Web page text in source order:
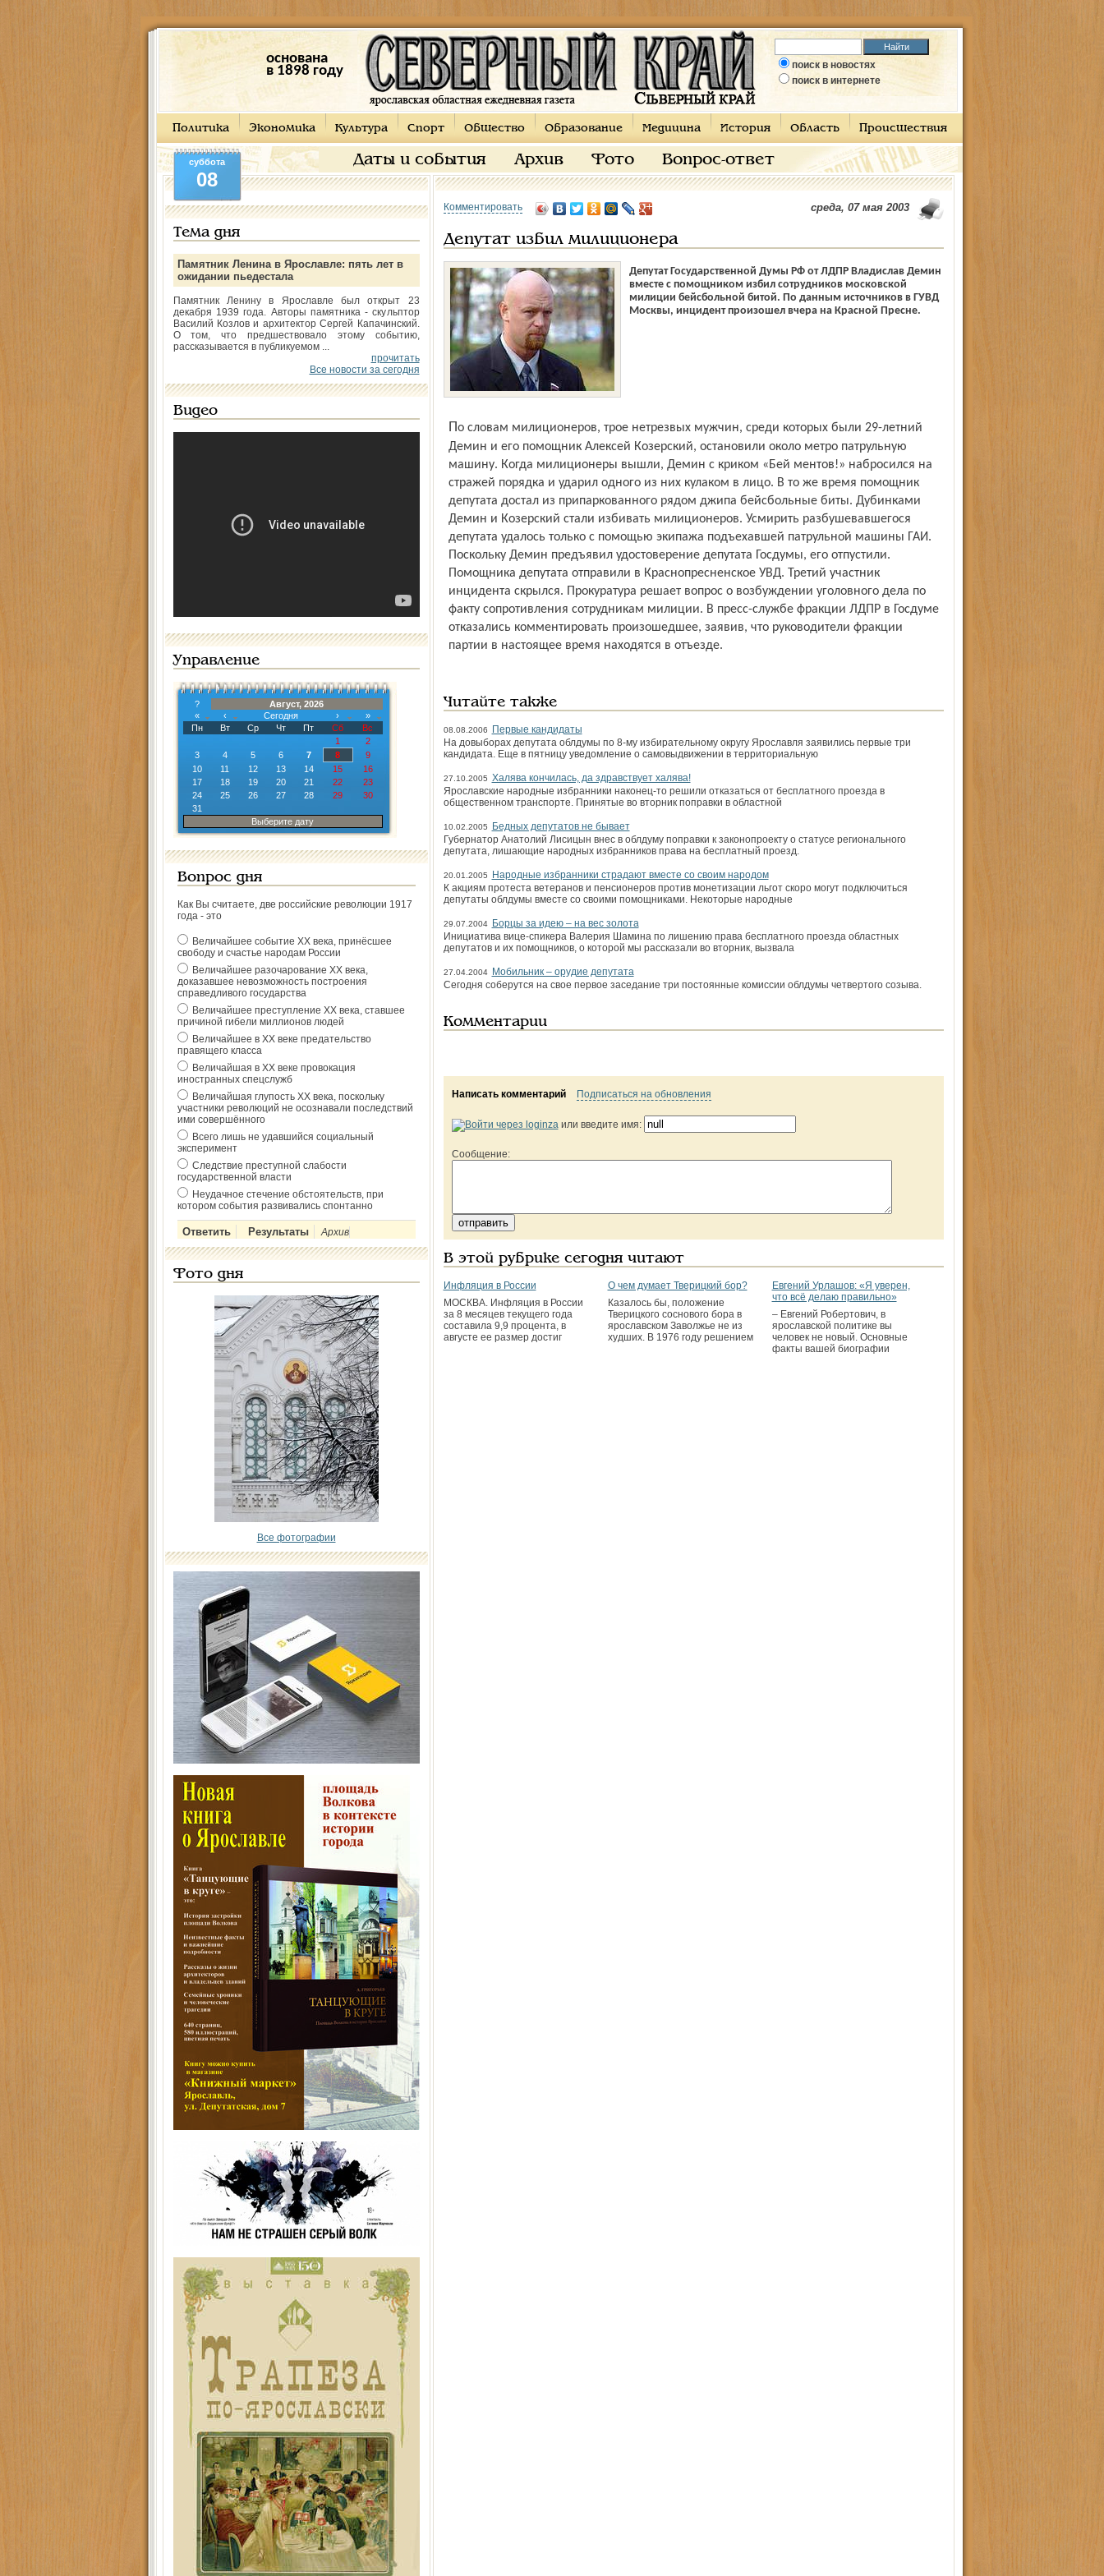
основана
в 1898 году
поиск в новостях
поиск в интернете
Политика Экономика Культура Спорт Общество Образование Медицина История Область Происшествия
Даты и события Архив Фото Вопрос-ответ
суббота
08
Тема дня
Памятник Ленина в Ярославле: пять лет в
ожидании пьедестала
Памятник Ленину в Ярославле был открыт 23
декабря 1939 года. Авторы памятника - скульптор
Василий Козлов и архитектор Сергей Капачинский.
О том, что предшествовало этому событию,
рассказывается в публикуемом ...
прочитать
Все новости за сегодня
Видео
Управление
?
Август, 2026
«
‹ Сегодня ›
»
Пн
Вт Ср Чт Пт Сб
Вс
1
2
3
4 5 6 7 8
9
10
11 12 13 14 15
16
17
18 19 20 21 22
23
24
25 26 27 28 29
30
31
Выберите дату
Вопрос дня
Как Вы считаете, две российские революции 1917
года - это
Величайшее событие ХХ века, принёсшее
свободу и счастье народам России
Величайшее разочарование ХХ века,
доказавшее невозможность построения
справедливого государства
Величайшее преступление ХХ века, ставшее
причиной гибели миллионов людей
Величайшее в ХХ веке предательство
правящего класса
Величайшая в ХХ веке провокация
иностранных спецслужб
Величайшая глупость ХХ века, поскольку
участники революций не осознавали последствий
ими совершённого
Всего лишь не удавшийся социальный
эксперимент
Следствие преступной слабости
государственной власти
Неудачное стечение обстоятельств, при
котором события развивались спонтанно
Архив
Фото дня
Все фотографии
Комментировать среда, 07 мая 2003
Депутат избил милиционера
Депутат Государственной Думы РФ от ЛДПР Владислав Демин
вместе с помощником избил сотрудников московской
милиции бейсбольной битой. По данным источников в ГУВД
Москвы, инцидент произошел вчера на Красной Пресне.
По словам милиционеров, трое нетрезвых мужчин, среди которых были 29-летний
Демин и его помощник Алексей Козерский, остановили около метро патрульную
машину. Когда милиционеры вышли, Демин с криком «Бей ментов!» набросился на
стражей порядка и ударил одного из них кулаком в лицо. В то же время помощник
депутата достал из припаркованного рядом джипа бейсбольные биты. Дубинками
Демин и Козерский стали избивать милиционеров. Усмирить разбушевавшегося
депутата удалось только с помощью экипажа подъехавшей патрульной машины ГАИ.
Поскольку Демин предъявил удостоверение депутата Госдумы, его отпустили.
Помощника депутата отправили в Краснопресненское УВД. Третий участник
инцидента скрылся. Прокуратура решает вопрос о возбуждении уголовного дела по
факту сопротивления сотрудникам милиции. В пресс-службе фракции ЛДПР в Госдуме
отказались комментировать произошедшее, заявив, что руководители фракции
партии в настоящее время находятся в отъезде.
Читайте также
08.08.2006
Первые кандидаты
На довыборах депутата облдумы по 8-му избирательному округу Ярославля заявились первые три
кандидата. Еще в пятницу уведомление о самовыдвижении в территориальную
27.10.2005 Халява кончилась, да здравствует халява!
Ярославские народные избранники наконец-то решили отказаться от бесплатного проезда в
общественном транспорте. Принятые во вторник поправки в областной
10.02.2005
Бедных депутатов не бывает
Губернатор Анатолий Лисицын внес в облдуму поправки к законопроекту о статусе регионального
депутата, лишающие народных избранников права на бесплатный проезд.
20.01.2005
Народные избранники страдают вместе со своим народом
К акциям протеста ветеранов и пенсионеров против монетизации льгот скоро могут подключиться
депутаты облдумы вместе со своими помощниками. Некоторые народные
29.07.2004
Борцы за идею – на вес золота
Инициатива вице-спикера Валерия Шамина по лишению права бесплатного проезда областных
депутатов и их помощников, о которой мы рассказали во вторник, вызвала
27.04.2004
Мобильник – орудие депутата
Сегодня соберутся на свое первое заседание три постоянные комиссии облдумы четвертого созыва.
Комментарии
Написать комментарий Подписаться на обновления
или введите имя:
Сообщение:
В этой рубрике сегодня читают
Инфляция в России
МОСКВА. Инфляция в России
за 8 месяцев текущего года
составила 9,9 процента, в
августе ее размер достиг
О чем думает Тверицкий бор?
Казалось бы, положение
Тверицкого соснового бора в
ярославском Заволжье не из
худших. В 1976 году решением
Евгений Урлашов: «Я уверен,
что всё делаю правильно»
– Евгений Робертович, в
ярославской политике вы
человек не новый. Основные
факты вашей биографии